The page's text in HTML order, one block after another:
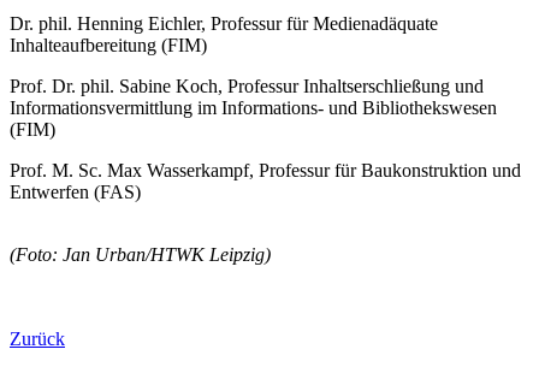
Dr. phil. Henning Eichler, Professur für Medienadäquate
Inhalteaufbereitung (FIM)
Prof. Dr. phil. Sabine Koch, Professur Inhaltserschließung und
Informationsvermittlung im Informations- und Bibliothekswesen
(FIM)
Prof. M. Sc. Max Wasserkampf, Professur für Baukonstruktion und
Entwerfen (FAS)
(Foto: Jan Urban/HTWK Leipzig)
Zurück